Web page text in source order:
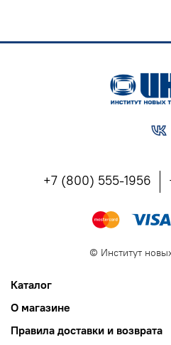
+7 (800) 555-1956
© Институт
Каталог
О магазине
Правила доставки и возврата